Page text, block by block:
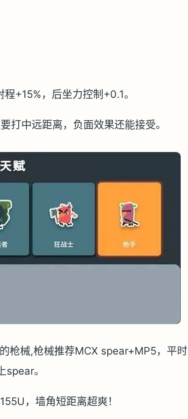
+15%，后坐力控制+0.1。
打中远距离，负面效果还能接受。
枪械,枪械推荐MCX spear+MP5，平时
spear。
，墙角短距离超爽！